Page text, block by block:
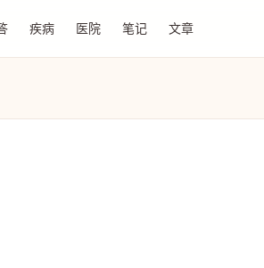
疾病 医院 笔记 文章